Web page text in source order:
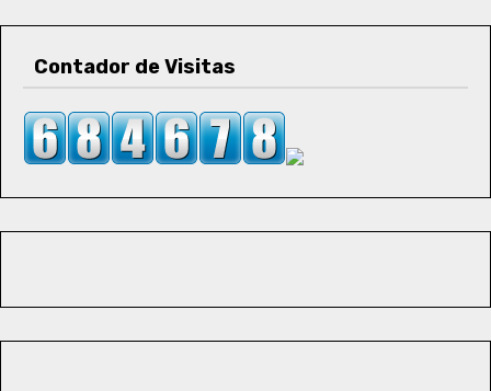
Contador de Visitas